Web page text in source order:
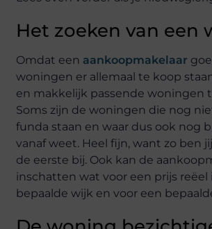
Het zoeken van een
Omdat een aankoopmakelaar
woningen er allemaal te koop
en makkelijk passende woningen
Soms zijn de woningen die nog
funda staan en waar dus ook nog
vanaf weet. Heel fijn, want zo ben
de eerste bij. Ook kan de
inschatten wat voor een prijs reëel
bepaalde wijk en voor een